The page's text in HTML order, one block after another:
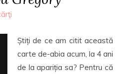
Știți de ce am citit această
carte de-abia acum, la 4 ani
de la apariția sa? Pentru că